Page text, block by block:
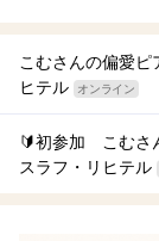
こむさんの偏愛
ヒテル
オンライン
🔰初参加 こむさ
スラフ・リヒテル